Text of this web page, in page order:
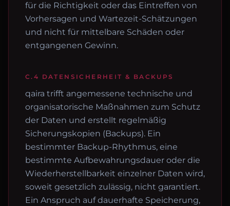
für die Richtigkeit oder das Eintreffen von
Vorhersagen und Wartezeit-Schätzungen
und nicht für mittelbare Schäden oder
entgangenen Gewinn.
C.4 DATENSICHERHEIT & BACKUPS
qaira trifft angemessene technische und
organisatorische Maßnahmen zum Schutz
der Daten und erstellt regelmäßig
Sicherungskopien (Backups). Ein
bestimmter Backup-Rhythmus, eine
bestimmte Aufbewahrungsdauer oder die
Wiederherstellbarkeit einzelner Daten wird,
soweit gesetzlich zulässig, nicht garantiert.
Ein Anspruch auf dauerhafte Speicherung,